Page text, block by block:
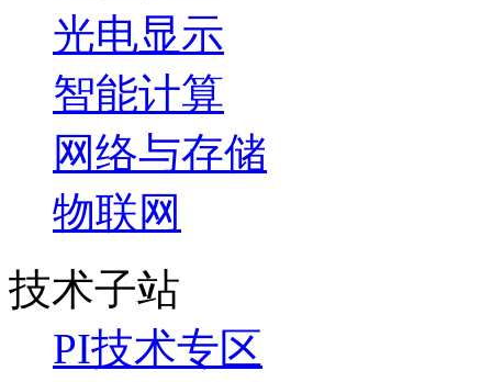
光电显示
智能计算
网络与存储
物联网
技术子站
PI技术专区